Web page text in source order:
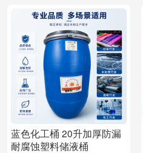
蓝色化工桶 20升加厚防漏
耐腐蚀塑料储液桶